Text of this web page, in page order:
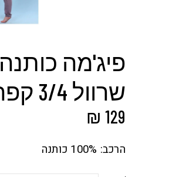
פיג'מה כותנה
שרוול 3/4 קפה
₪ 129
הרכב: 100% כותנה